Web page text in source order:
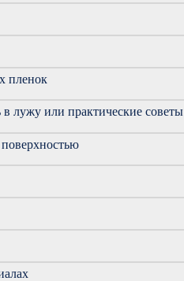
пленок
лужу или практические